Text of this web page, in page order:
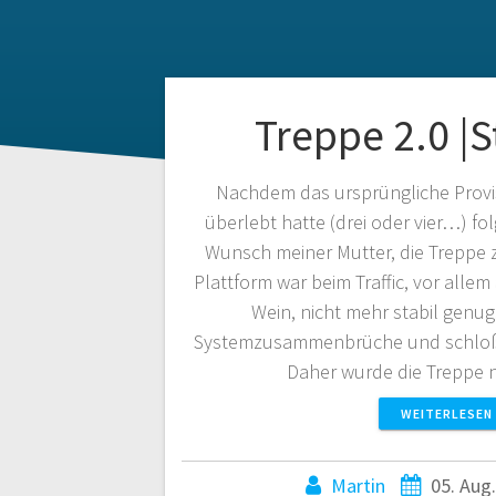
Treppe 2.0
Nachdem das ursprüngliche
überlebt hatte (drei oder vier…)
Wunsch meiner Mutter, die Treppe
Plattform war beim Traffic, vor
Wein, nicht mehr stabil
Systemzusammenbrüche und
Daher wurde die
WEITERLESEN
Martin 05.